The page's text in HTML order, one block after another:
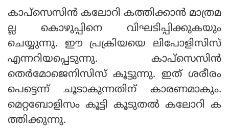
കാപ്‌സെസിന്‍ കലോറി കത്തിക്കാന്‍ മാത്രമ
ല്ല കൊഴുപ്പിനെ വിഘടിപ്പിക്കുകയും
ചെയ്യുന്നു. ഈ പ്രക്രിയയെ ലിപോളിസിസ്
എന്നറിയപ്പെടുന്നു. കാപ്‌സെസിന്‍
തെര്‍മോജെനിസിസ് കൂട്ടുന്നു. ഇത് ശരീരം
പെട്ടെന്ന് ചൂടാകുന്നതിന് കാരണമാകും.
മെറ്റബോളിസം കൂട്ടി കൂടുതല്‍ കലോറി ക
ത്തിക്കുന്നു.